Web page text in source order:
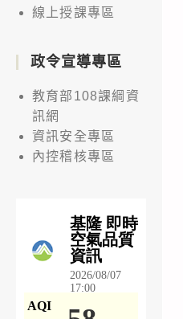
線上授課專區
政令宣導專區
教育部108課綱資
訊網
資訊安全專區
內控稽核專區